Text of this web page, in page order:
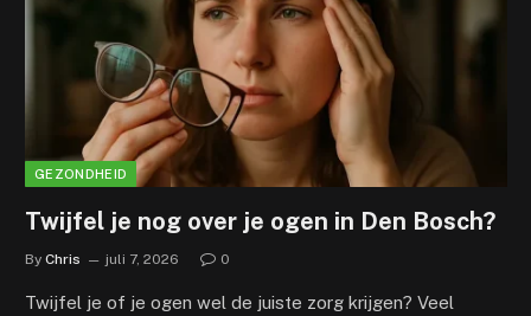
GEZONDHEID
Twijfel je nog over je ogen in Den Bosch?
By Chris juli 7, 2026 0
Twijfel je of je ogen wel de juiste zorg krijgen? Veel